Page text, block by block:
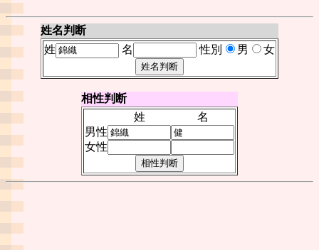
姓名判断
姓
名 性別 男 女
相性判断
姓
名
男性
女性